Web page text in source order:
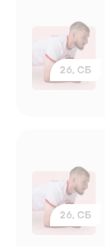
26, СБ
26, СБ